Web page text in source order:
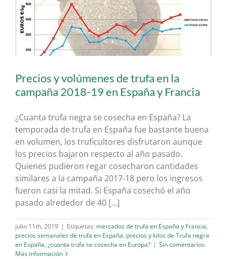
Precios y volúmenes de trufa en la
campaña 2018-19 en España y Francia
¿Cuanta trufa negra se cosecha en España? La
temporada de trufa en España fue bastante buena
en volumen, los truficultores disfrutaron aunque
los precios bajaron respecto al año pasado.
Quienes pudieron regar cosecharon cantidades
similares a la campaña 2017-18 pero los ingresos
fueron casi la mitad. Si España cosechó el año
pasado alrededor de 40 [...]
julio 11th, 2019 | Etiquetas: mercados de trufa en España y Francia,
precios semanales de trufa en España, precios y kilos de Trufa negra
en España, ¿cuanta trufa se cosecha en Europa? | Sin comentarios
Más información